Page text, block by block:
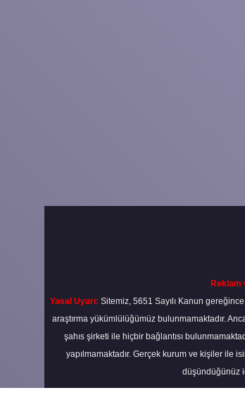
Reklam
Yasal Uyarı: Sitemiz, 5651 Sayılı Kanun
araştırma yükümlülüğümüz bulunmamaktadır.
şahıs şirketi ile hiçbir bağlantısı
yapılmamaktadır. Gerçek kurum ve kişiler ile
düşündüğünüz